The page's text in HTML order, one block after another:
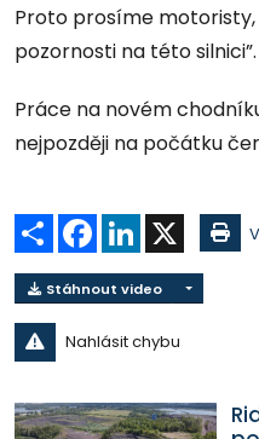
Proto prosíme
pozornosti na této silnici”.
Práce na novém
nejpozději na počátku
Sdílet Facebook
LinkedIn
Stáhnout video
Nahlásit chybu